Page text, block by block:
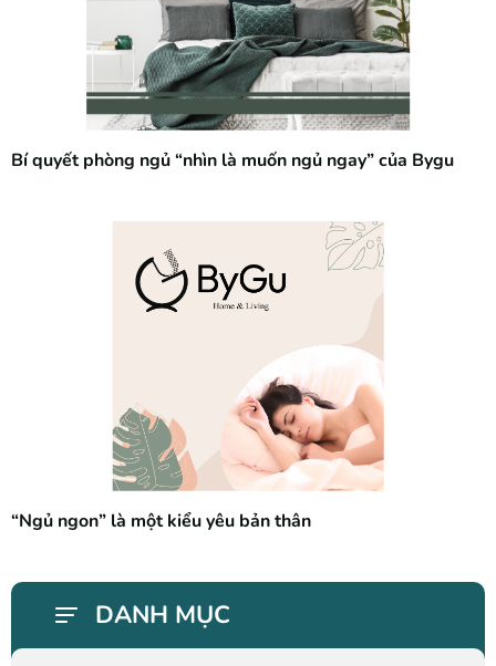
Bí quyết phòng ngủ “nhìn là muốn ngủ ngay” của Bygu
“Ngủ ngon” là một kiểu yêu bản thân
DANH MỤC